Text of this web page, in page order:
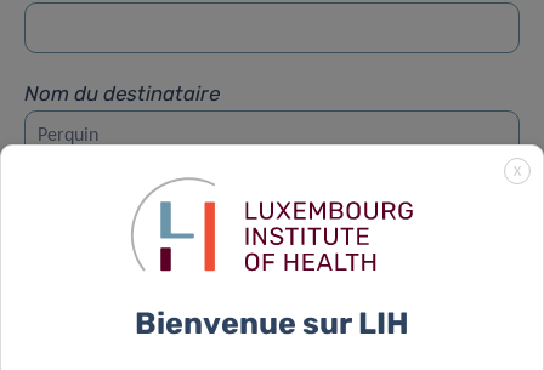
Nom du destinataire
Prénom du destinataire
X
Bienvenue sur LIH